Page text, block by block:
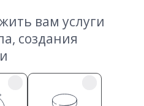
вам услуги
создания